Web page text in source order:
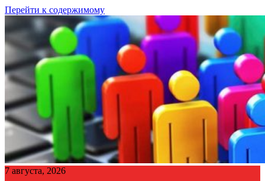
Перейти к содержимому
7 августа, 2026